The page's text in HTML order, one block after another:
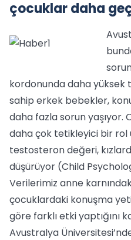
çocuklar daha
kordonunda daha
sahip erkek bebekler,
daha fazla sorun yaşıyor.
daha çok tetikleyici bir rol
testosteron değeri,
düşürüyor (Child
Verilerimiz anne
çocuklardaki konuşma
göre farklı etki yaptığını
Avustralya